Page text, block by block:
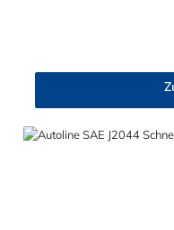
Steckverbindung
S 45°
Schlauchanschluss
medienführenden